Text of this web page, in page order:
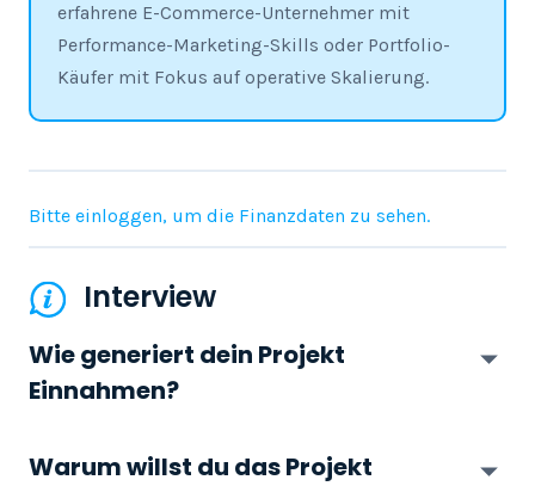
erfahrene E-Commerce-Unternehmer mit
Performance-Marketing-Skills oder Portfolio-
Käufer mit Fokus auf operative Skalierung.
Bitte einloggen, um die Finanzdaten zu sehen.
Interview
Wie generiert dein Projekt
Einnahmen?
Warum willst du das Projekt